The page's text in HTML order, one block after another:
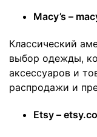
Macy’s –
Классический
выбор одежды,
аксессуаров и
распродажи и
Etsy –